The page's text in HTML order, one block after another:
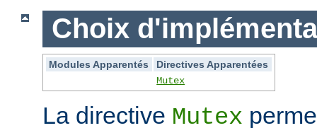
Choix
Modules Apparentés
Directives Apparentées
Mutex
La directive Mutex